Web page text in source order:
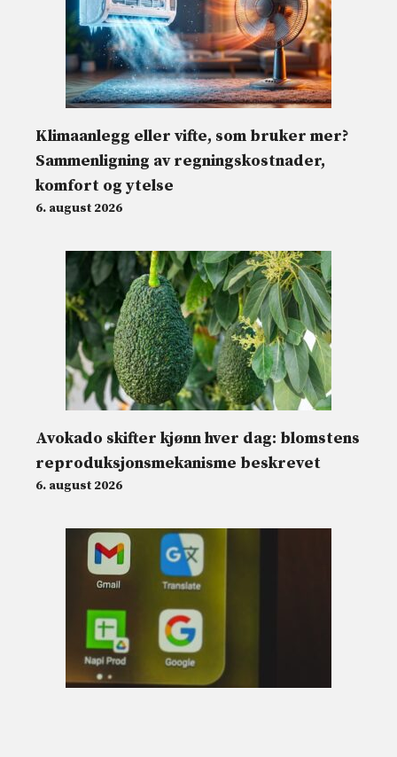
Klimaanlegg eller vifte, som bruker mer?
Sammenligning av regningskostnader,
komfort og ytelse
6. august 2026
Avokado skifter kjønn hver dag: blomstens
reproduksjonsmekanisme beskrevet
6. august 2026